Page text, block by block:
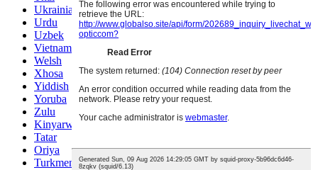
Ukrainian
Urdu
Uzbek
Vietnamese
Welsh
Xhosa
Yiddish
Yoruba
Zulu
Kinyarwanda
Tatar
Oriya
Turkmen